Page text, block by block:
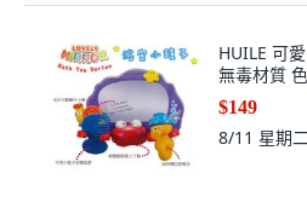
HUILE 可
無毒材質
$149
8/11 星期